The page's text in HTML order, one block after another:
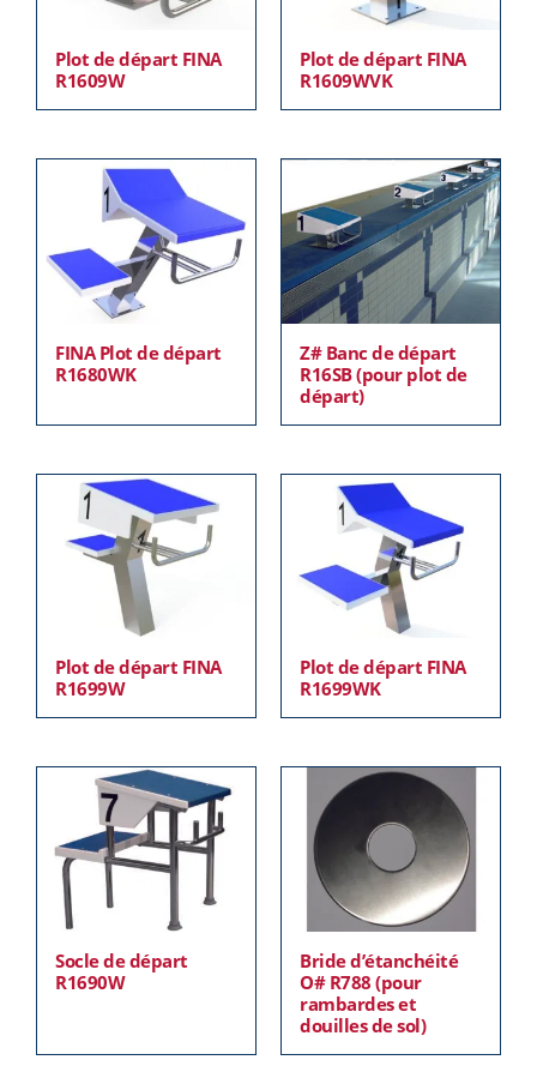
Plot de départ FINA
R1609W
Plot de départ FINA
R1609WVK
FINA Plot de départ
R1680WK
Z# Banc de départ
R16SB (pour plot de
départ)
Plot de départ FINA
R1699W
Plot de départ FINA
R1699WK
Socle de départ
R1690W
Bride d’étanchéité
O# R788 (pour
rambardes et
douilles de sol)